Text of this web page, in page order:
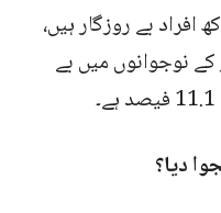
پاکستان میں تقریباً 45 لاکھ افراد بے روزگار ہیں،
کی عمر کے نوجوانوں میں بے
دیا؟